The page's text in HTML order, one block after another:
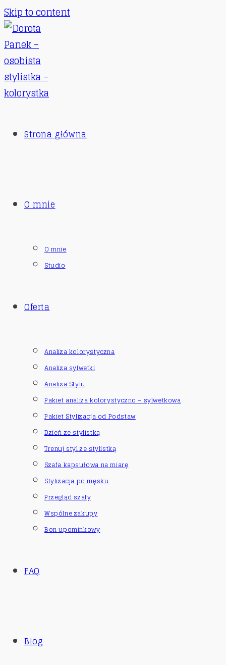
Skip to content
Strona główna
O mnie
O mnie
Studio
Oferta
Analiza kolorystyczna
Analiza sylwetki
Analiza Stylu
Pakiet analiza kolorystyczno – sylwetkowa
Pakiet Stylizacja od Podstaw
Dzień ze stylistką
Trenuj styl ze stylistką
Szafa kapsułowa na miarę
Stylizacja po męsku
Przegląd szafy
Wspólne zakupy
Bon upominkowy
FAQ
Blog